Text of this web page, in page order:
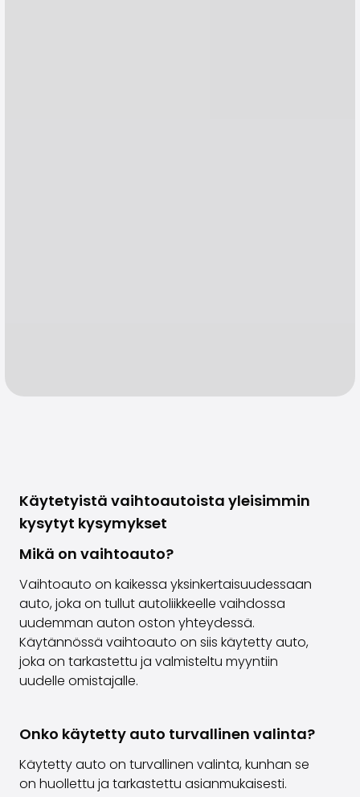
Käytetyistä vaihtoautoista yleisimmin
kysytyt kysymykset
Mikä on vaihtoauto?
Vaihtoauto on kaikessa yksinkertaisuudessaan
auto, joka on tullut autoliikkeelle vaihdossa
uudemman auton oston yhteydessä.
Käytännössä vaihtoauto on siis käytetty auto,
joka on tarkastettu ja valmisteltu myyntiin
uudelle omistajalle.
Onko käytetty auto turvallinen valinta?
Käytetty auto on turvallinen valinta, kunhan se
on huollettu ja tarkastettu asianmukaisesti.